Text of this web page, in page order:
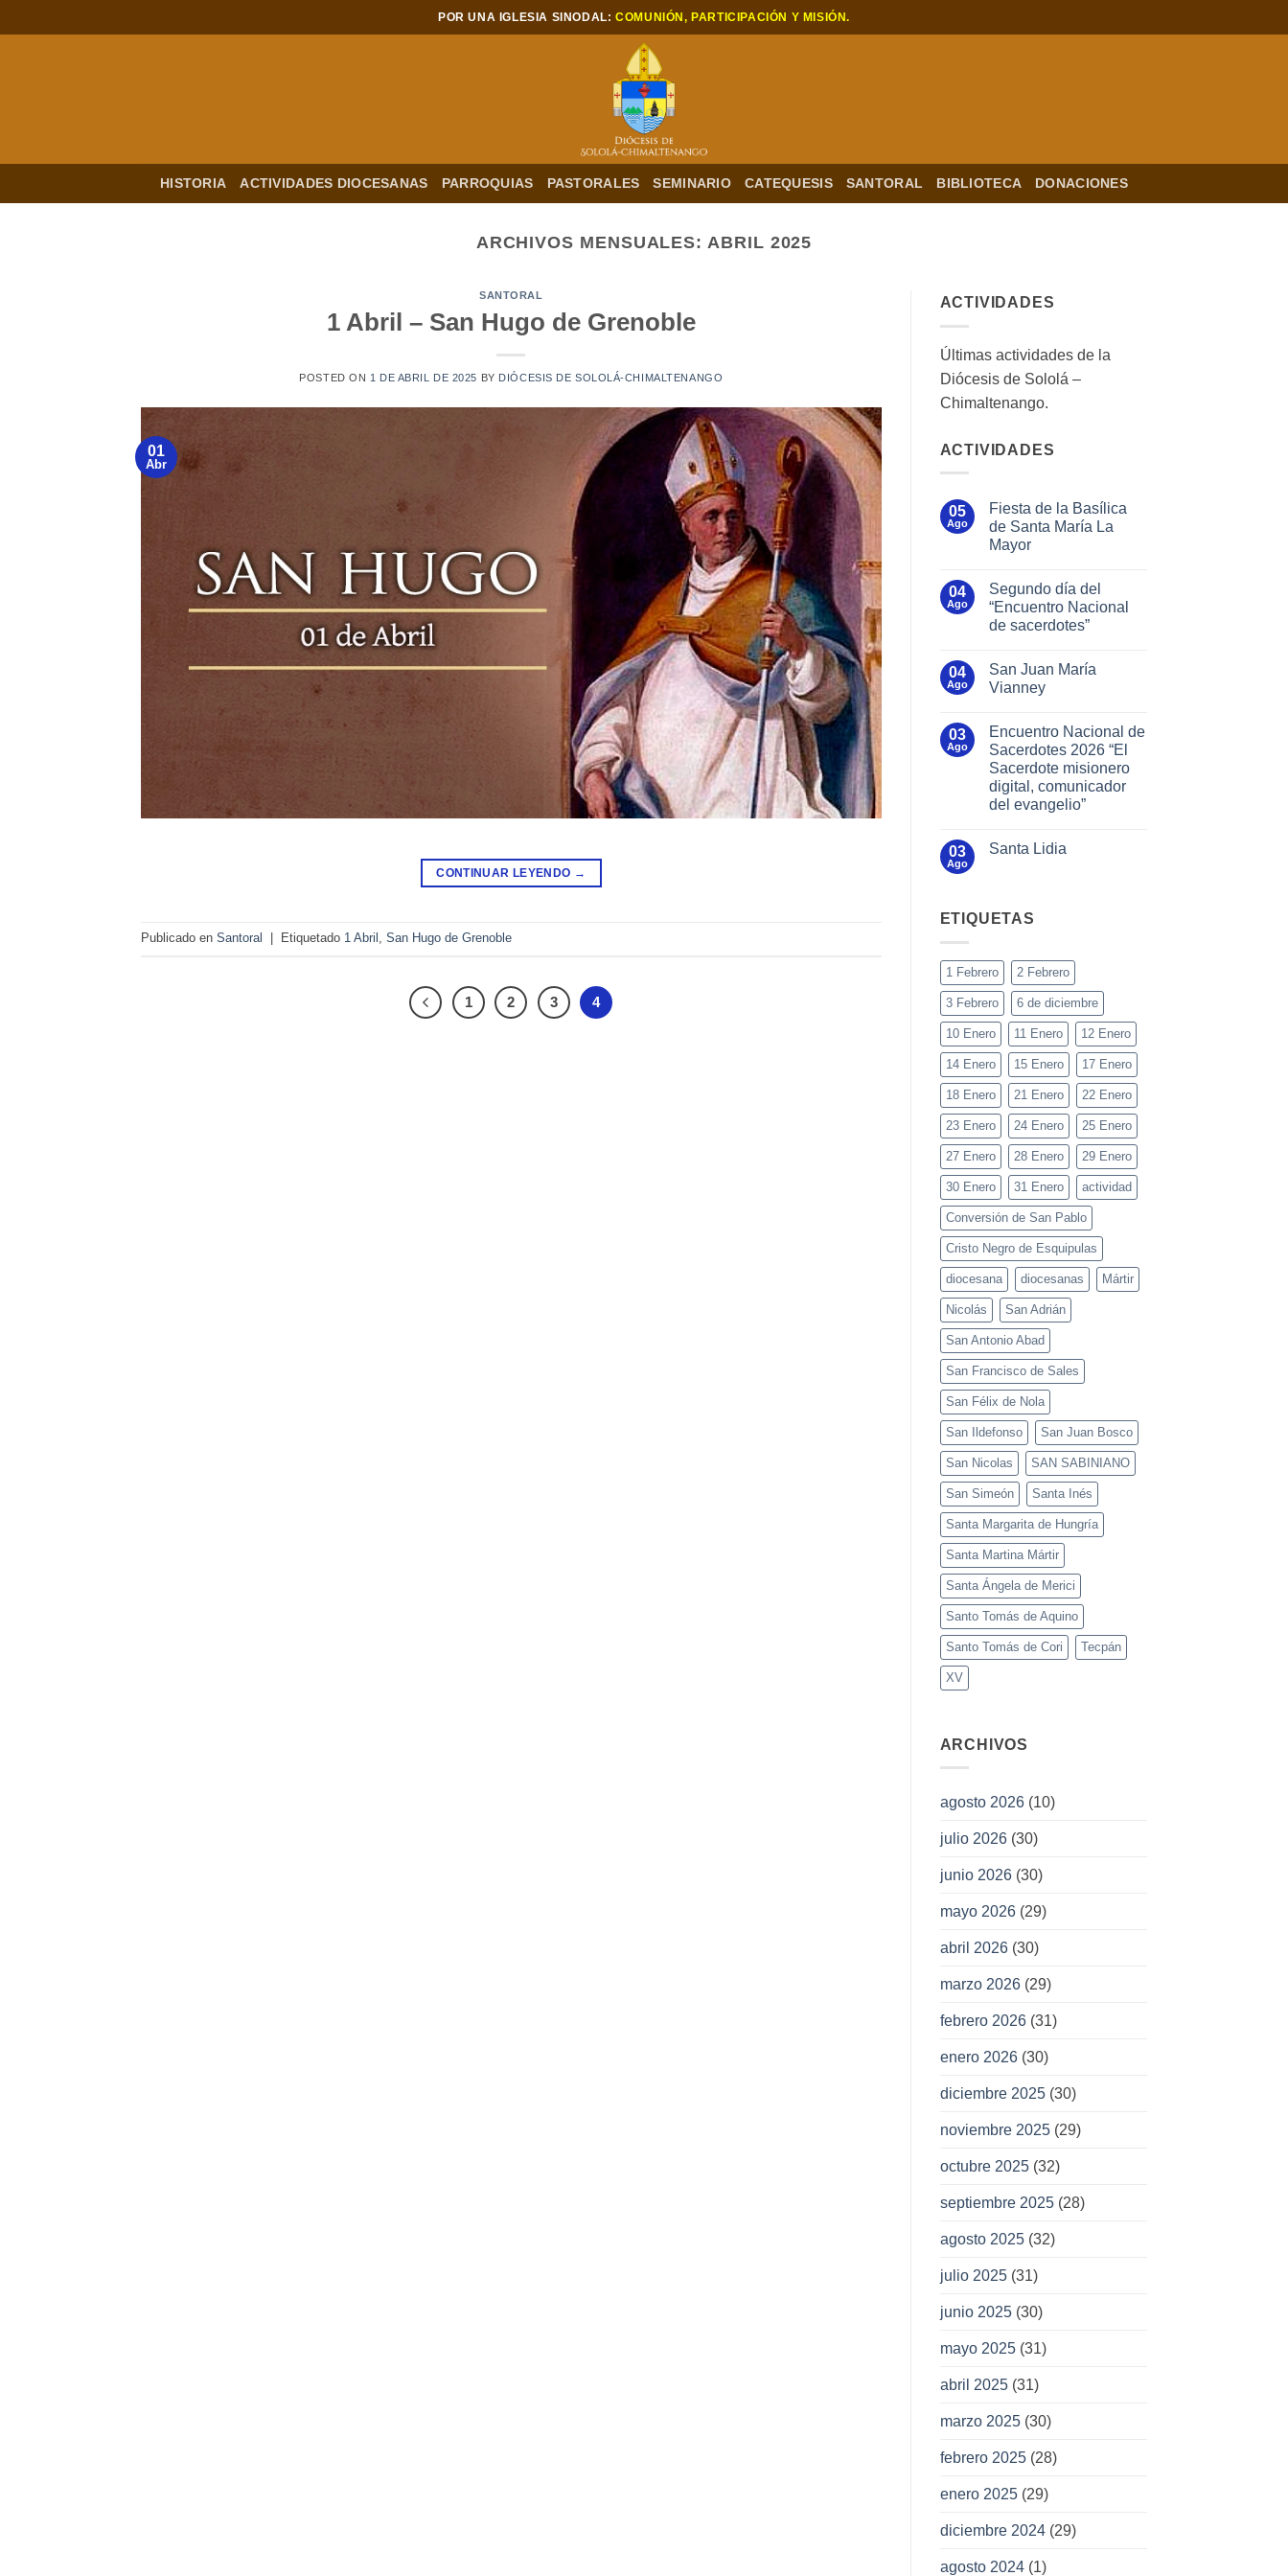
al
POR UNA IGLESIA SINODAL:COMUNIÓN, PARTICIPACIÓN Y MISIÓN.
HISTORIA ACTIVIDADES DIOCESANAS PARROQUIAS PASTORALES SEMINARIO CATEQUESIS SANTORAL BIBLIOTECA DONACIONES
ARCHIVOS MENSUALES: ABRIL 2025
SANTORAL
1 Abril – San Hugo de Grenoble
POSTED ON 1 DE ABRIL DE 2025 BY DIÓCESIS DE SOLOLÁ-CHIMALTENANGO
01
Abr
CONTINUAR LEYENDO →
Publicado en Santoral Etiquetado 1 Abril , San Hugo de Grenoble
1 2 3 4
ACTIVIDADES
Últimas actividades de la
Diócesis de Sololá –
Chimaltenango.
ACTIVIDADES
05
Ago
Fiesta de la Basílica
de Santa María La
Mayor
04
Ago
Segundo día del
“Encuentro Nacional
de sacerdotes”
04
Ago
San Juan María
Vianney
03
Ago
Encuentro Nacional de
Sacerdotes 2026 “El
Sacerdote misionero
digital, comunicador
del evangelio”
03
Ago
Santa Lidia
ETIQUETAS
1 Febrero 2 Febrero
3 Febrero 6 de diciembre
10 Enero 11 Enero 12 Enero
14 Enero 15 Enero 17 Enero
18 Enero 21 Enero 22 Enero
23 Enero 24 Enero 25 Enero
27 Enero 28 Enero 29 Enero
30 Enero 31 Enero actividad
Conversión de San Pablo
Cristo Negro de Esquipulas
diocesana diocesanas Mártir
Nicolás San Adrián
San Antonio Abad
San Francisco de Sales
San Félix de Nola
San Ildefonso San Juan Bosco
San Nicolas SAN SABINIANO
San Simeón Santa Inés
Santa Margarita de Hungría
Santa Martina Mártir
Santa Ángela de Merici
Santo Tomás de Aquino
Santo Tomás de Cori Tecpán
XV
ARCHIVOS
agosto 2026(10)
julio 2026(30)
junio 2026(30)
mayo 2026(29)
abril 2026(30)
marzo 2026(29)
febrero 2026(31)
enero 2026(30)
diciembre 2025(30)
noviembre 2025(29)
octubre 2025(32)
septiembre 2025(28)
agosto 2025(32)
julio 2025(31)
junio 2025(30)
mayo 2025(31)
abril 2025(31)
marzo 2025(30)
febrero 2025(28)
enero 2025(29)
diciembre 2024(29)
agosto 2024(1)